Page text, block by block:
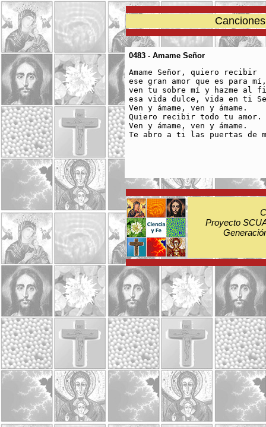
0483 - Amame Señor
Amame Señor, quiero recibir
ese gran amor que es para
ven tu sobre mí y hazme al
esa vida dulce, vida en ti
Ven y ámame, ven y ámame.
Quiero recibir todo tu amor.
Ven y ámame, ven y ámame.
Te abro a ti las puertas de
Proyecto